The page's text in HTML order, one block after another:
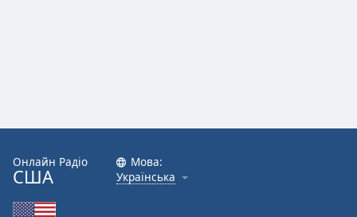
Онлайн Радіо
США
Мова:
Українська